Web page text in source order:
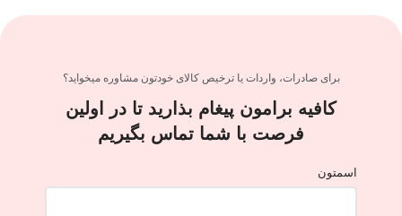
برای صادرات، واردات یا ترخیص کالای خودتون مشاوره میخواید؟
کافیه برامون پیغام بذارید تا در اولین
فرصت با شما تماس بگیریم
اسمتون